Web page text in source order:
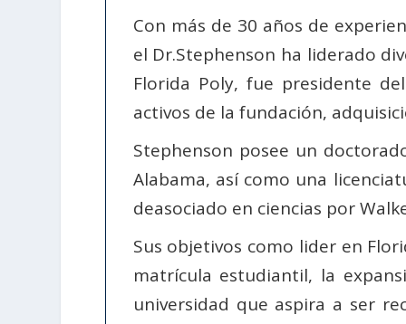
Con más de 30 años de
el Dr.Stephenson ha liderado
Florida Poly, fue presidente
activos de la fundación,
Stephenson posee un
Alabama, así como una
deasociado en ciencias por
Sus objetivos como lider en
matrícula estudiantil, la
universidad que aspira a ser